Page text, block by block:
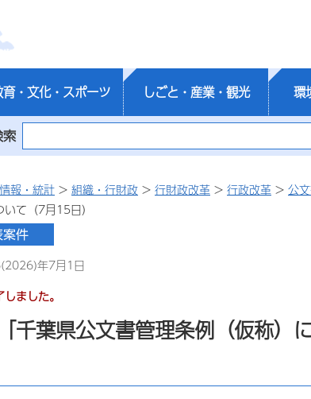
・文化・スポーツ しごと・産業・観光 環
報・統計 > 組織・行財政 > 行財政改革 > 行政改革 > 公
て（7月15日）
年7月1日
ました。
千葉県公文書管理条例（仮称）